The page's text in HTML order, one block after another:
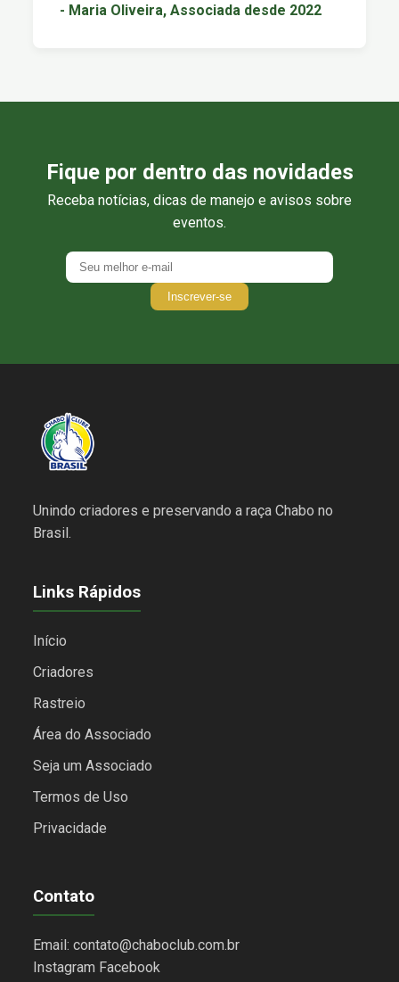
- Maria Oliveira, Associada desde 2022
Fique por dentro das novidades
Receba notícias, dicas de manejo e avisos sobre
eventos.
Inscrever-se
Unindo criadores e preservando a raça Chabo no
Brasil.
Links Rápidos
Início
Criadores
Rastreio
Área do Associado
Seja um Associado
Termos de Uso
Privacidade
Contato
Email: contato@chaboclub.com.br
Instagram Facebook